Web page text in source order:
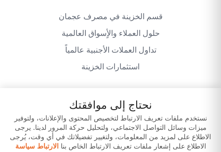
قسم الخزينة في مصرف عجمان
حلول العملاء والأٍسواق العالمية
تداول العملات الأجنبية عالمياً
استثمارات الخزينة
سياسة الخصوصية
شروط وأحكام الموقع
إخلاء المسؤولية
حمّل تطبيقاتنا
نحتاج إلى موافقتك
نستخدم ملفات تعريف الارتباط لتخصيص المحتوى والإعلانات، ولتوفير
ميزات وسائل التواصل الاجتماعي، ولتحليل حركة المرور لدينا. يرجى
الاطلاع على لمزيد من المعلومات، ولتغيير تفضيلاتك في أي وقت، يُرجى
الاطلاع على إشعار ملفات تعريف الارتباط الخاص بناالارتباط سياسة